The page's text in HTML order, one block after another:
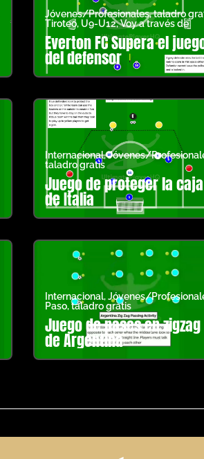
Jóvenes/Profesionales,taladro
Tiroteo, U9-U12,Voy a través de
Everton FC Supera el
del defensor
Internacional,Jóvenes/
taladro gratis
Juego de proteger la caja
de Italia
Internacional,Jóvenes/
Paso,taladro gratis
Juego de pases en zigzag
de Argentina